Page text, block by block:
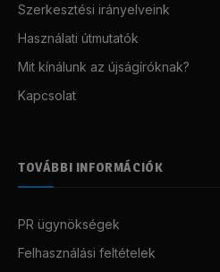
Szerkesztési irányelveink
Használati útmutatók
Mit kínálunk az újságíróknak?
Kapcsolat
TOVÁBBI INFORMÁCIÓK
PR ügynökségek
Felhasználási feltételek